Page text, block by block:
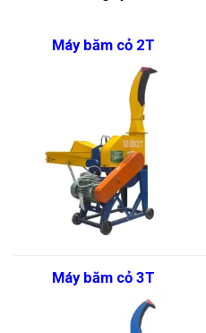
Máy băm cỏ 2T
Máy băm cỏ 3T